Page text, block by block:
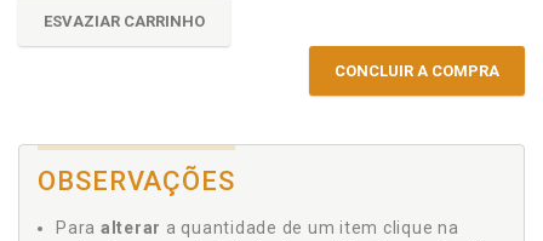
ESVAZIAR CARRINHO
CONCLUIR A COMPRA
OBSERVAÇÕES
Para alterar a quantidade de um item clique na